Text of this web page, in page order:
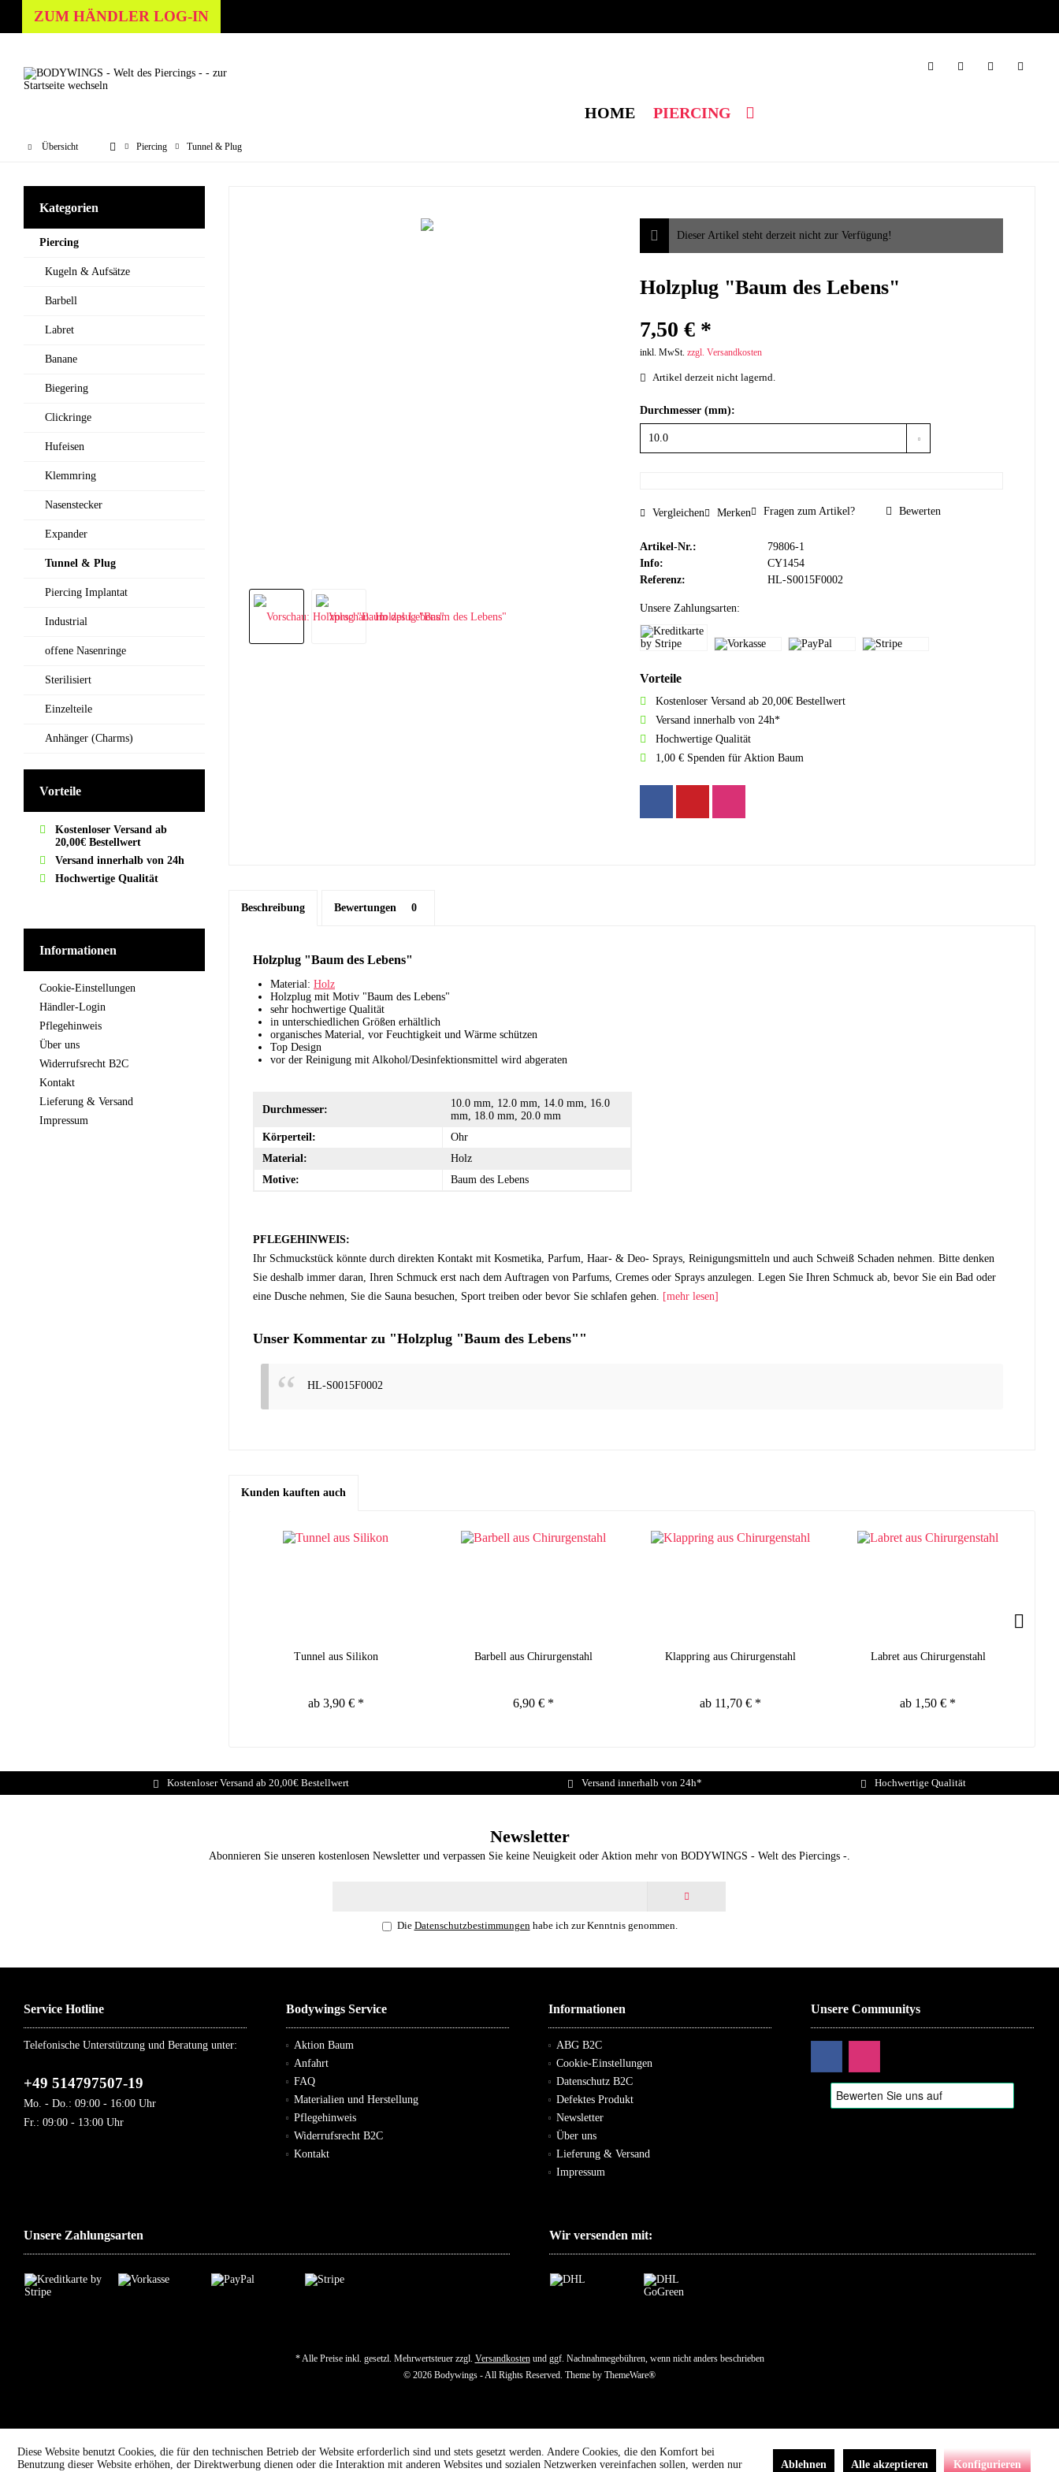
ZUM HÄNDLER LOG-IN
HOME PIERCING
Übersicht Piercing Tunnel & Plug
Kategorien
Piercing
Kugeln & Aufsätze
Barbell
Labret
Banane
Biegering
Clickringe
Hufeisen
Klemmring
Nasenstecker
Expander
Tunnel & Plug
Piercing Implantat
Industrial
offene Nasenringe
Sterilisiert
Einzelteile
Anhänger (Charms)
Vorteile
Kostenloser Versand ab
20,00€ Bestellwert
Versand innerhalb von 24h
Hochwertige Qualität
Informationen
Cookie-Einstellungen
Händler-Login
Pflegehinweis
Über uns
Widerrufsrecht B2C
Kontakt
Lieferung & Versand
Impressum
Dieser Artikel steht derzeit nicht zur Verfügung!
Holzplug "Baum des Lebens"
7,50 € *
inkl. MwSt. zzgl. Versandkosten
Artikel derzeit nicht lagernd.
Durchmesser (mm):
Vergleichen Merken Fragen zum Artikel? Bewerten
Artikel-Nr.:
79806-1
Info:
CY1454
Referenz:
HL-S0015F0002
Unsere Zahlungsarten:
Vorteile
Kostenloser Versand ab 20,00€ Bestellwert
Versand innerhalb von 24h*
Hochwertige Qualität
1,00 € Spenden für Aktion Baum
Beschreibung Bewertungen 0
Holzplug "Baum des Lebens"
Material: Holz
Holzplug mit Motiv "Baum des Lebens"
sehr hochwertige Qualität
in unterschiedlichen Größen erhältlich
organisches Material, vor Feuchtigkeit und Wärme schützen
Top Design
vor der Reinigung mit Alkohol/Desinfektionsmittel wird abgeraten
Durchmesser:
10.0 mm, 12.0 mm, 14.0 mm, 16.0
mm, 18.0 mm, 20.0 mm
Körperteil:
Ohr
Material:
Holz
Motive:
Baum des Lebens
PFLEGEHINWEIS:
Ihr Schmuckstück könnte durch direkten Kontakt mit Kosmetika, Parfum, Haar- & Deo- Sprays, Reinigungsmitteln und auch Schweiß Schaden nehmen. Bitte denken
Sie deshalb immer daran, Ihren Schmuck erst nach dem Auftragen von Parfums, Cremes oder Sprays anzulegen. Legen Sie Ihren Schmuck ab, bevor Sie ein Bad oder
eine Dusche nehmen, Sie die Sauna besuchen, Sport treiben oder bevor Sie schlafen gehen. [mehr lesen]
Unser Kommentar zu "Holzplug "Baum des Lebens""
HL-S0015F0002
Kunden kauften auch
Tunnel aus Silikon
ab 3,90 € *
Barbell aus Chirurgenstahl
6,90 € *
Klappring aus Chirurgenstahl
ab 11,70 € *
Labret aus Chirurgenstahl
ab 1,50 € *
Kostenloser Versand ab 20,00€ Bestellwert Versand innerhalb von 24h* Hochwertige Qualität
Newsletter
Abonnieren Sie unseren kostenlosen Newsletter und verpassen Sie keine Neuigkeit oder Aktion mehr von BODYWINGS - Welt des Piercings -.
Die Datenschutzbestimmungenhabe ich zur Kenntnis genommen.
Service Hotline
Telefonische Unterstützung und Beratung unter:
+49 514797507-19
Mo. - Do.: 09:00 - 16:00 Uhr
Fr.: 09:00 - 13:00 Uhr
Bodywings Service
Aktion Baum
Anfahrt
FAQ
Materialien und Herstellung
Pflegehinweis
Widerrufsrecht B2C
Kontakt
Informationen
ABG B2C
Cookie-Einstellungen
Datenschutz B2C
Defektes Produkt
Newsletter
Über uns
Lieferung & Versand
Impressum
Unsere Communitys
Unsere Zahlungsarten Wir versenden mit:
* Alle Preise inkl. gesetzl. Mehrwertsteuer zzgl. Versandkostenund ggf. Nachnahmegebühren, wenn nicht anders beschrieben
© 2026 Bodywings - All Rights Reserved. Theme by ThemeWare®
Diese Website benutzt Cookies, die für den technischen Betrieb der Website erforderlich sind und stets gesetzt werden. Andere Cookies, die den Komfort bei
Benutzung dieser Website erhöhen, der Direktwerbung dienen oder die Interaktion mit anderen Websites und sozialen Netzwerken vereinfachen sollen, werden nur
Ablehnen Alle akzeptieren Konfigurieren